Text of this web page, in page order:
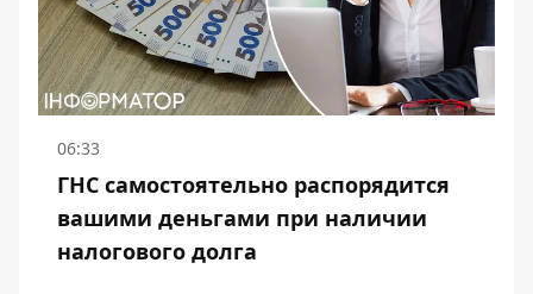
06:33
ГНС самостоятельно распорядится
вашими деньгами при наличии
налогового долга